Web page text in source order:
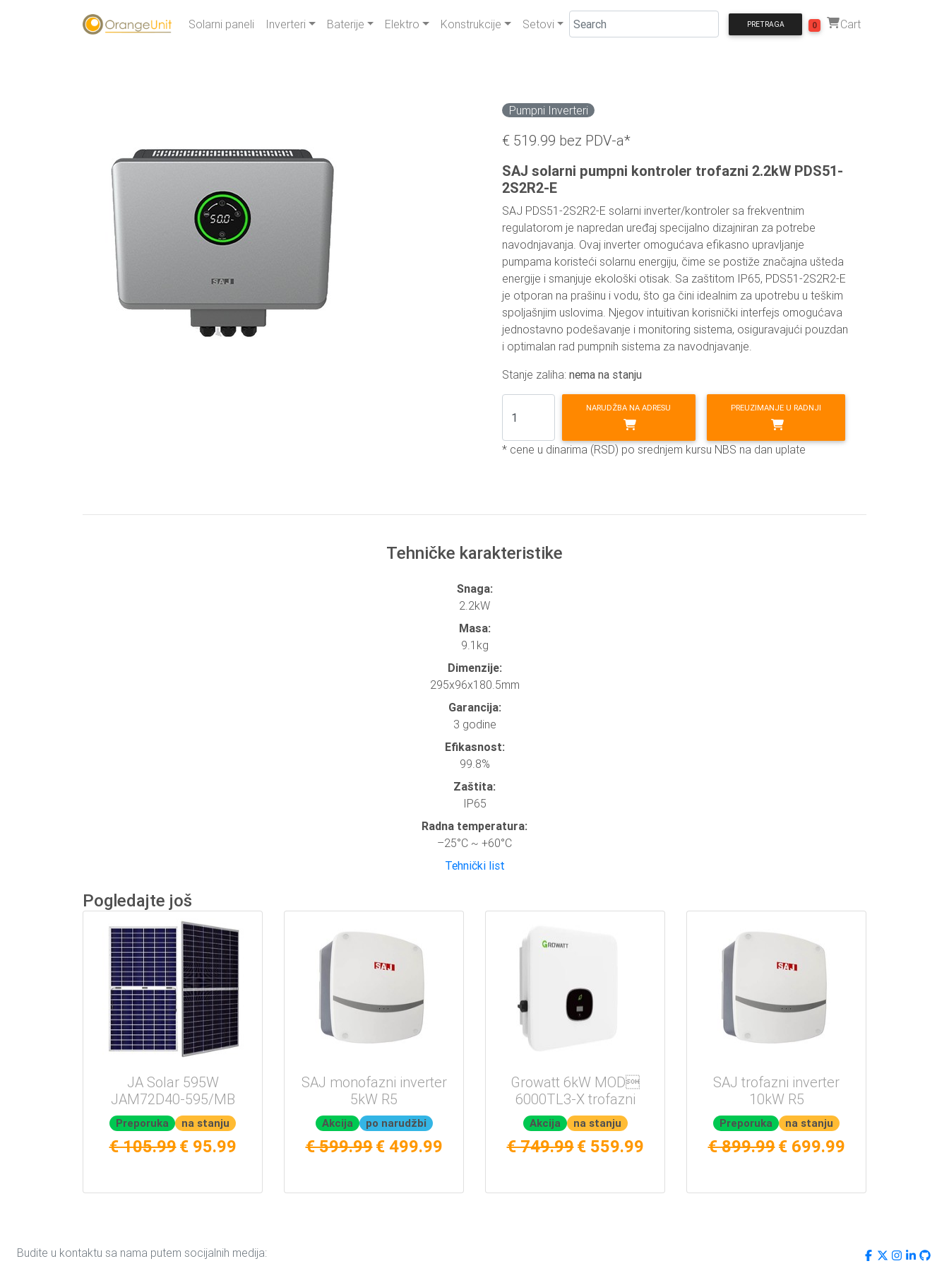
Solarni paneli Inverteri Baterije Elektro Konstrukcije Setovi PRETRAGA 0 Cart
Pumpni Inverteri
€ 519.99 bez PDV-a*
SAJ solarni pumpni kontroler trofazni 2.2kW PDS51-
2S2R2-E
SAJ PDS51-2S2R2-E solarni inverter/kontroler sa frekventnim
regulatorom je napredan uređaj specijalno dizajniran za potrebe
navodnjavanja. Ovaj inverter omogućava efikasno upravljanje
pumpama koristeći solarnu energiju, čime se postiže značajna ušteda
energije i smanjuje ekološki otisak. Sa zaštitom IP65, PDS51-2S2R2-E
je otporan na prašinu i vodu, što ga čini idealnim za upotrebu u teškim
spoljašnjim uslovima. Njegov intuitivan korisnički interfejs omogućava
jednostavno podešavanje i monitoring sistema, osiguravajući pouzdan
i optimalan rad pumpnih sistema za navodnjavanje.
Stanje zaliha: nema na stanju
NARUDŽBA NA ADRESU PREUZIMANJE U RADNJI
* cene u dinarima (RSD) po srednjem kursu NBS na dan uplate
Tehničke karakteristike
Snaga:
2.2kW
Masa:
9.1kg
Dimenzije:
295x96x180.5mm
Garancija:
3 godine
Efikasnost:
99.8%
Zaštita:
IP65
Radna temperatura:
–25°C ~ +60°C
Tehnički list
Pogledajte još
JA Solar 595W
JAM72D40-595/MB
Preporuka na stanju
€ 105.99€ 95.99
SAJ monofazni inverter
5kW R5
Akcija po narudžbi
€ 599.99€ 499.99
Growatt 6kW MOD
6000TL3-X trofazni
Akcija na stanju
€ 749.99€ 559.99
SAJ trofazni inverter
10kW R5
Preporuka na stanju
€ 899.99€ 699.99
Budite u kontaktu sa nama putem socijalnih medija: